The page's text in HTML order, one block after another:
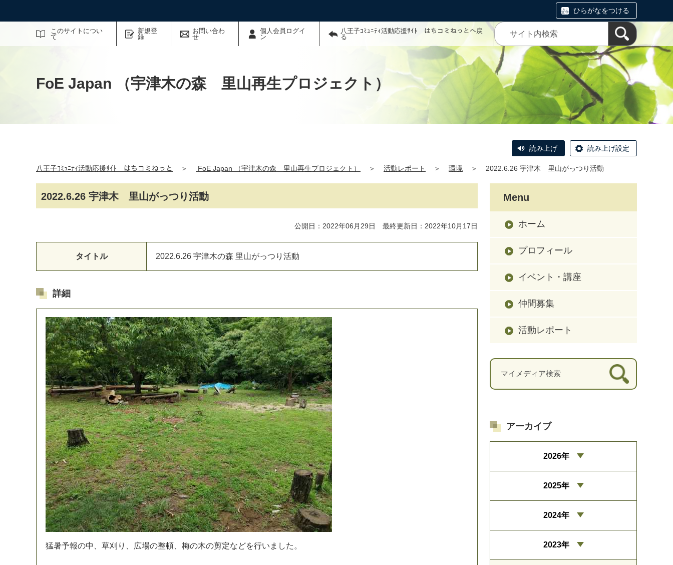
ひらがなをつける
このサイトについ
て
新規登
録
お問い合わ
せ
個人会員ログイ
ン
八王子ｺﾐｭﾆﾃｨ活動応援ｻｲﾄ はちコミねっとへ戻
る
サイト内検索
FoE Japan （宇津木の森 里山再生プロジェクト）
読み上げ 読み上げ設定
八王子ｺﾐｭﾆﾃｨ活動応援ｻｲﾄ はちコミねっと ＞ FoE Japan （宇津木の森 里山再生プロジェクト） ＞ 活動レポート ＞ 環境 ＞ 2022.6.26 宇津木 里山がっつり活動
2022.6.26 宇津木 里山がっつり活動
公開日：2022年06月29日 最終更新日：2022年10月17日
タイトル 2022.6.26 宇津木の森 里山がっつ り 活動
詳細
猛暑予報の中 草刈 り 広場の整頓 梅の木の剪定などを行い ま した 。
Menu
ホーム
プロフィール
イベント・講座
仲間募集
活動レポート
マイメディア検索
アーカイブ
2026年
2025年
2024年
2023年